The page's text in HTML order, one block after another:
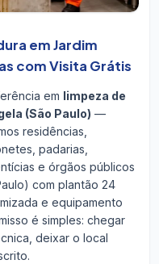
em Jardim
com Visita Grátis
em limpeza de
(São Paulo) —
residências,
padarias,
e órgãos públicos
com plantão 24
e equipamento
é simples: chegar
deixar o local